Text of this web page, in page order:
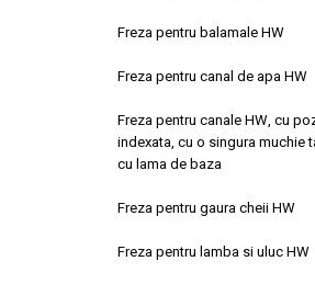
Freza pentru balamale HW
Freza pentru canal de apa HW
Freza pentru canale HW, cu
indexata, cu o singura muchie
cu lama de baza
Freza pentru gaura cheii HW
Freza pentru lamba si uluc HW